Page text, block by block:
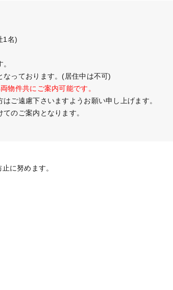
1名)
なっております。(居住中は不可)
物件共にご案内可能です。
ご遠慮下さいますようお願い申し上げます。
のご案内となります。
に努めます。